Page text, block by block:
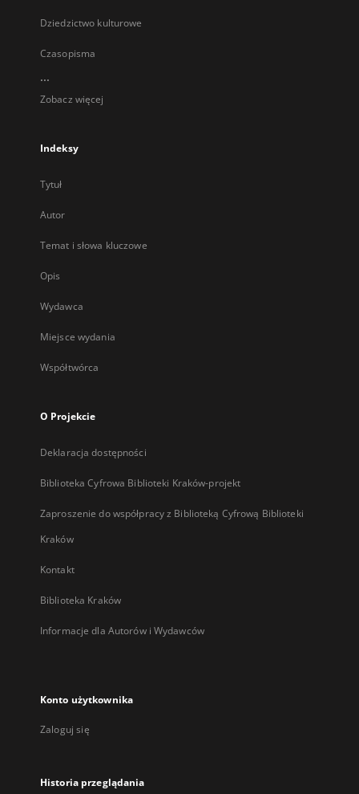
Dziedzictwo kulturowe
Czasopisma
...
Zobacz więcej
Indeksy
Tytuł
Autor
Temat i słowa kluczowe
Opis
Wydawca
Miejsce wydania
Współtwórca
O Projekcie
Deklaracja dostępności
Biblioteka Cyfrowa Biblioteki Kraków-projekt
Zaproszenie do współpracy z Biblioteką Cyfrową Biblioteki
Kraków
Kontakt
Biblioteka Kraków
Informacje dla Autorów i Wydawców
Konto użytkownika
Zaloguj się
Historia przeglądania